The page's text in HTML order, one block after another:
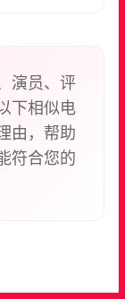
目睹了乔伊
帮她逃离黑
在与伊迪的
他是杀害哥
救特里而被
去揭发约翰
片获第27届
本、最佳男
演员、评
下相似电
由，帮助
符合您的